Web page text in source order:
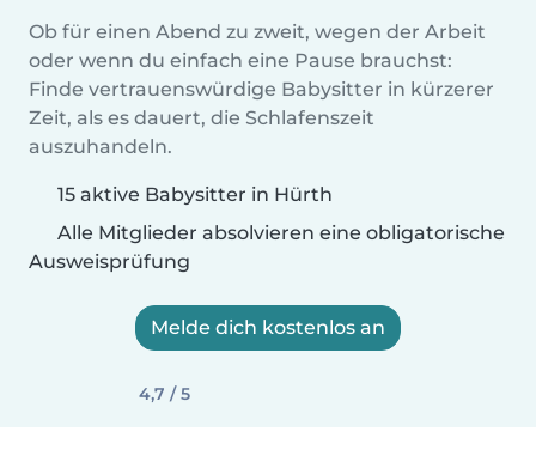
Ob für einen Abend zu zweit, wegen der Arbeit
oder wenn du einfach eine Pause brauchst:
Finde vertrauenswürdige Babysitter in kürzerer
Zeit, als es dauert, die Schlafenszeit
auszuhandeln.
15 aktive Babysitter in Hürth
Alle Mitglieder absolvieren eine obligatorische
Ausweisprüfung
Melde dich kostenlos an
4,7 / 5